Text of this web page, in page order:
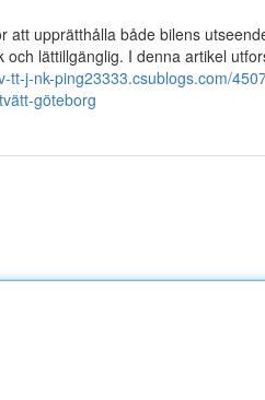
upprätthålla både bilens
lättillgänglig. I denna artikel
tt-j-nk-ping23333.csublogs.com/
göteborg